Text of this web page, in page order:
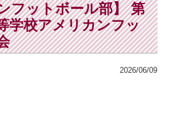
フットボール部】 第
学校アメリカンフッ
2026/06/09